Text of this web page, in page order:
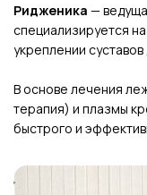
Ридженика —
специализируется
укреплении суставов
В основе лечения
терапия) и плазмы
быстрого и